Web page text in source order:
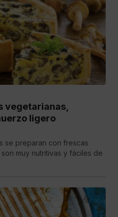
vegetarianas,
ligero
se preparan con frescas
muy nutritivas y fáciles de